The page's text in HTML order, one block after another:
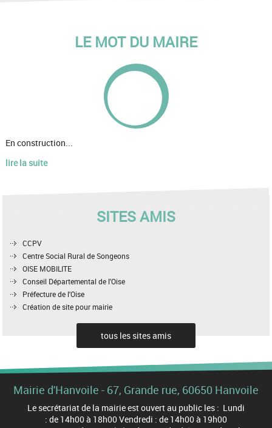
LE MOT DU MAIRE
En construction...
lire la suite
SITES AMIS
CCPV
Centre Social Rural de Songeons
OISE MOBILITE
Conseil Départemental de l'Oise
Préfecture de l'Oise
Création de site pour mairie
tous les sites amis
Mairie d'Hanvoile - 67, Grande rue, 60650 Hanvoile
Le secrétariat de la mairie est ouvert au public les : Lundi
: de 14h00 à 18h00 Vendredi : de 14h00 à 19h00